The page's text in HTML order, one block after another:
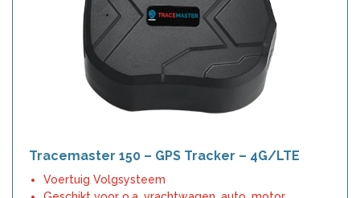
Tracemaster 150 – GPS Tracker – 4G/LTE
Voertuig Volgsysteem